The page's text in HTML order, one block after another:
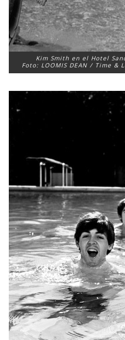
Kim Smith en el Hotel
Foto: LOOMIS DEAN / Time